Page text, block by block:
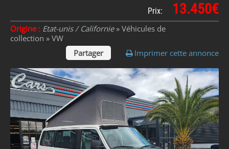
Prix: 13.450€
Origine : Etat-unis / Californie» Véhicules de
collection » VW
Partager
Imprimer cette annonce